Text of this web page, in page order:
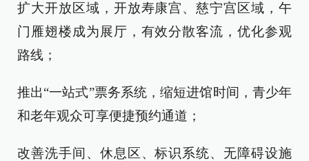
扩大开放区域，开放寿康宫、慈宁宫区域，午
门雁翅楼成为展厅，有效分散客流，优化参观
路线；
推出“一站式”票务系统，缩短进馆时间，青少年
和老年观众可享便捷预约通道；
改善洗手间、休息区、标识系统、无障碍设施